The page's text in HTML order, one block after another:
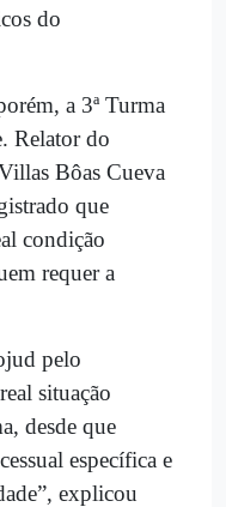
do
a 3ª Turma
Relator do
Bôas Cueva
que
condição
requer a
pelo
situação
desde que
específica e
explicou